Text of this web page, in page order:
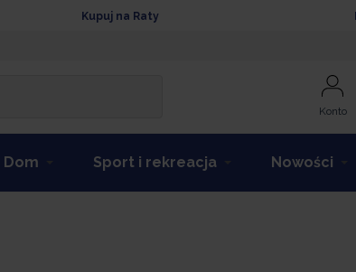
Kupuj na Raty
Konto
Dom Sport i rekreacja Nowości